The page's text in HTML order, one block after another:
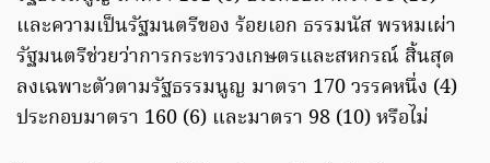
และความเป็นรัฐมนตรีของ ร้อยเอก ธรรมนัส พรหมเผ่า
รัฐมนตรีช่วยว่าการกระทรวงเกษตรและสหกรณ์ สิ้นสุด
ลงเฉพาะตัวตามรัฐธรรมนูญ มาตรา 170 วรรคหนึ่ง (4)
ประกอบมาตรา 160 (6) และมาตรา 98 (10) หรือไม่